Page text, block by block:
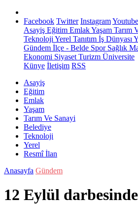
Facebook Twitter InstagramYoutube
Asayiş Eğitim EmlakYaşam Tarım
Teknoloji Yerel Tanıtım İş Dünyası
Gündem İlçe - Belde SporSağlık
Ekonomi Siyaset Turizm Üniversite
Künye İletişim RSS
Asayiş
Eğitim
Emlak
Yaşam
Tarım Ve Sanayi
Belediye
Teknoloji
Yerel
Resmî İlan
Anasayfa Gündem
12 Eylül